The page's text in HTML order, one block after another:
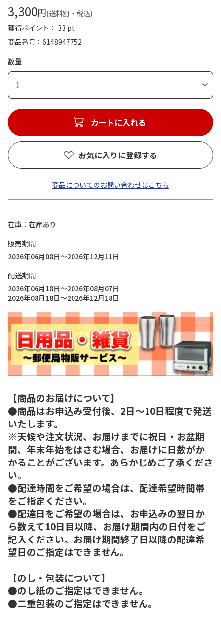
3,300円(送料別・税込)
獲得ポイント： 33 pt
商品番号
6148947752
数量
1
カートに入れる
お気に入りに登録する
商品についてのお問い合わせはこちら
在庫
在庫あり
販売期間
2026年06月08日～2026年12月11日
配送期間
2026年06月18日～2026年08月07日
2026年08月18日～2026年12月18日
【商品のお届けについて】
●商品はお申込み受付後、2日～10日程度で発送
いたします。
※天候や注文状況、お届けまでに祝日・お盆期
間、年末年始をはさむ場合、お届けに日数がか
かることがございます。あらかじめご了承くださ
い。
●配達時間をご希望の場合は、配達希望時間帯
をご指定ください。
●配達日をご希望の場合は、お申込みの翌日か
ら数えて10日目以降、お届け期間内の日付をご
記入ください。お届け期間終了日以降の配達希
望日のご指定はできません。
【のし・包装について】
●のし紙のご指定はできません。
●二重包装のご指定はできません。